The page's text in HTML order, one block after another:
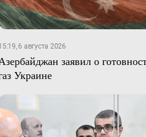
6 августа 2026
заявил о
Украине